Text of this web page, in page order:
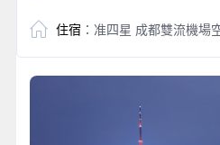
住宿 ：准四星 成都雙流機場